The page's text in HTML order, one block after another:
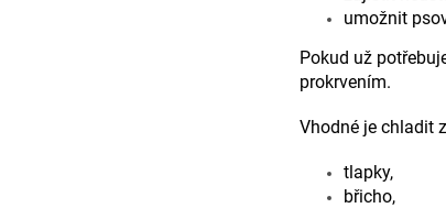
umožnit
Pokud už
prokrvením.
Vhodné je chladit
tlapky,
břicho,